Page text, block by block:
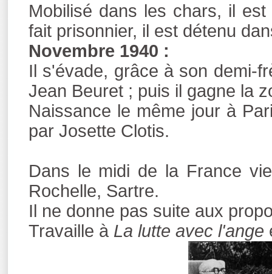
Mobilisé dans les chars, il
fait prisonnier, il est détenu
Novembre 1940 :
Il s'évade, grâce à son demi-
Jean Beuret ; puis il gagne la
Naissance le même jour à
par Josette Clotis.
Dans le midi de la France
Rochelle, Sartre.
Il ne donne pas suite aux
Travaille à La lutte avec l'ange